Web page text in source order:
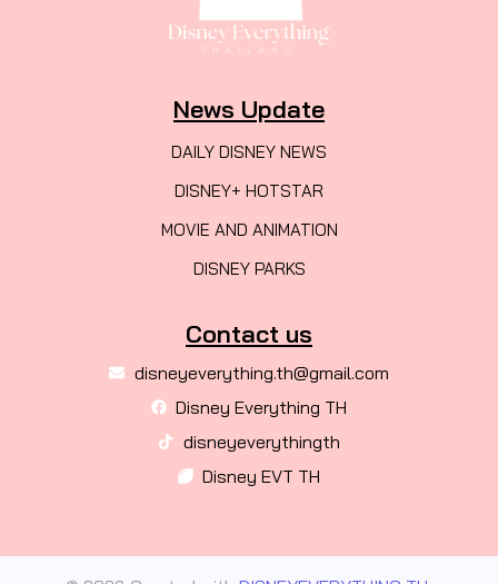
News Update
DAILY DISNEY NEWS
DISNEY+ HOTSTAR
MOVIE AND ANIMATION
DISNEY PARKS
Contact us
disneyeverything.th@gmail.com
Disney Everything TH
disneyeverythingth
Disney EVT TH